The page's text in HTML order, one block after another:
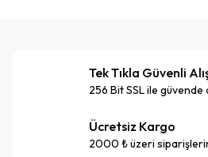
Tek Tıkla Güvenli
256 Bit SSL ile güvende
Ücretsiz Kargo
2000 ₺ üzeri